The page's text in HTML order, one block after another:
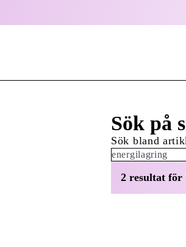
Sök på
Sök bland
Sök:
2 resultat